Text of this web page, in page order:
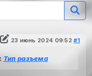
23 июнь 2024 09:52 #1
Тип разъема